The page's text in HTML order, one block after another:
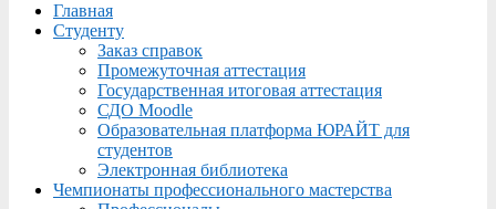
Menu
Главная
Студенту
Заказ справок
Промежуточная аттестация
Государственная итоговая аттестация
СДО Moodle
Образовательная платформа ЮРАЙТ для
студентов
Электронная библиотека
Чемпионаты профессионального мастерства